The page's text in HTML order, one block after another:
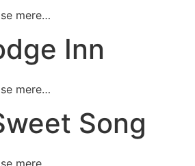
mere…
Inn
mere…
Song